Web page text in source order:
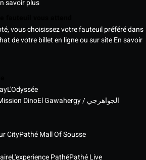
savoir plus
vous choisissez votre fauteuil préféré dans
de votre billet en ligne ou sur siteEn savoir
L'Odyssée
Dino
El Gawahergy / الجواهرجي
CityPathé Mall Of Sousse
L'experience PathéPathé Live